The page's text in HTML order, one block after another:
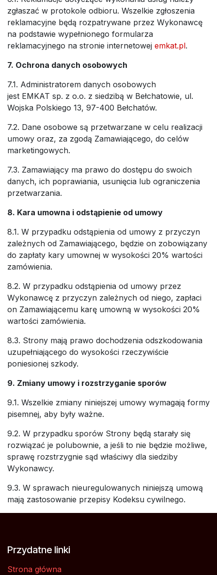
zgłaszać w protokole odbioru. Wszelkie zgłoszenia
reklamacyjne będą rozpatrywane przez Wykonawcę
na podstawie wypełnionego formularza
reklamacyjnego na stronie internetowej emkat.pl.
7. Ochrona danych osobowych
7.1. Administratorem danych osobowych
jest EMKAT sp. z o.o. z siedzibą w Bełchatowie, ul.
Wojska Polskiego 13, 97-400 Bełchatów.
7.2. Dane osobowe są przetwarzane w celu realizacji
umowy oraz, za zgodą Zamawiającego, do celów
marketingowych.
7.3. Zamawiający ma prawo do dostępu do swoich
danych, ich poprawiania, usunięcia lub ograniczenia
przetwarzania.
8. Kara umowna i odstąpienie od umowy
8.1. W przypadku odstąpienia od umowy z przyczyn
zależnych od Zamawiającego, będzie on zobowiązany
do zapłaty kary umownej w wysokości 20% wartości
zamówienia.
8.2. W przypadku odstąpienia od umowy przez
Wykonawcę z przyczyn zależnych od niego, zapłaci
on Zamawiającemu karę umowną w wysokości 20%
wartości zamówienia.
8.3. Strony mają prawo dochodzenia odszkodowania
uzupełniającego do wysokości rzeczywiście
poniesionej szkody.
9. Zmiany umowy i rozstrzyganie sporów
9.1. Wszelkie zmiany niniejszej umowy wymagają formy
pisemnej, aby były ważne.
9.2. W przypadku sporów Strony będą starały się
rozwiązać je polubownie, a jeśli to nie będzie możliwe,
sprawę rozstrzygnie sąd właściwy dla siedziby
Wykonawcy.
9.3. W sprawach nieuregulowanych niniejszą umową
mają zastosowanie przepisy Kodeksu cywilnego.
Przydatne linki
Strona główna